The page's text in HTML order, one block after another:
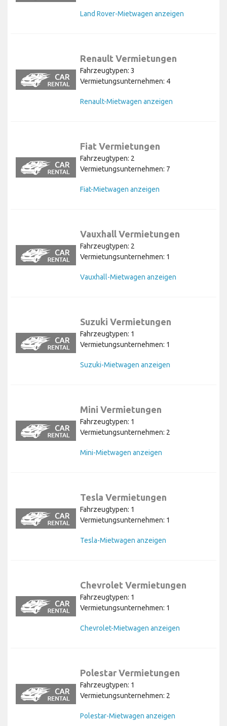
Land Rover-Mietwagen anzeigen
Renault Vermietungen
Fahrzeugtypen: 3
Vermietungsunternehmen: 4
Renault-Mietwagen anzeigen
Fiat Vermietungen
Fahrzeugtypen: 2
Vermietungsunternehmen: 7
Fiat-Mietwagen anzeigen
Vauxhall Vermietungen
Fahrzeugtypen: 2
Vermietungsunternehmen: 1
Vauxhall-Mietwagen anzeigen
Suzuki Vermietungen
Fahrzeugtypen: 1
Vermietungsunternehmen: 1
Suzuki-Mietwagen anzeigen
Mini Vermietungen
Fahrzeugtypen: 1
Vermietungsunternehmen: 2
Mini-Mietwagen anzeigen
Tesla Vermietungen
Fahrzeugtypen: 1
Vermietungsunternehmen: 1
Tesla-Mietwagen anzeigen
Chevrolet Vermietungen
Fahrzeugtypen: 1
Vermietungsunternehmen: 1
Chevrolet-Mietwagen anzeigen
Polestar Vermietungen
Fahrzeugtypen: 1
Vermietungsunternehmen: 2
Polestar-Mietwagen anzeigen